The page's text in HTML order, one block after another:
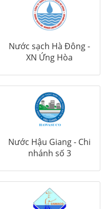
Nước sạch Hà Đông -
XN Ứng Hòa
Nước Hậu Giang - Chi
nhánh số 3